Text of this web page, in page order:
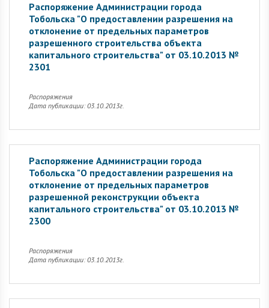
Распоряжение Администрации города
Тобольска "О предоставлении разрешения на
отклонение от предельных параметров
разрешенного строительства объекта
капитального строительства" от 03.10.2013 №
2301
Распоряжения
Дата публикации: 03.10.2013г.
Распоряжение Администрации города
Тобольска "О предоставлении разрешения на
отклонение от предельных параметров
разрешенной реконструкции объекта
капитального строительства" от 03.10.2013 №
2300
Распоряжения
Дата публикации: 03.10.2013г.